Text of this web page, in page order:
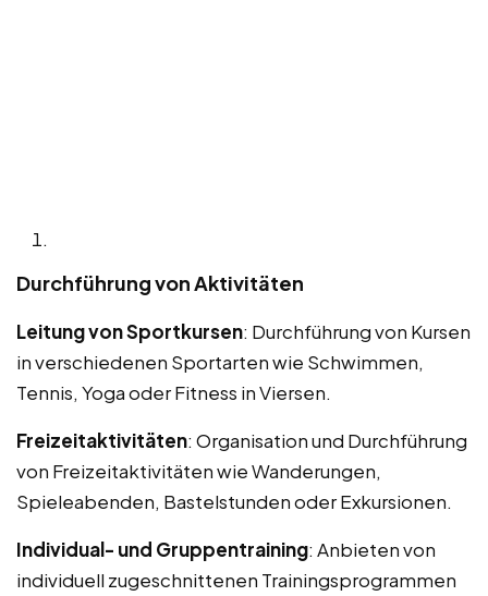
Durchführung von Aktivitäten
Leitung von Sportkursen: Durchführung von Kursen
in verschiedenen Sportarten wie Schwimmen,
Tennis, Yoga oder Fitness in Viersen.
Freizeitaktivitäten: Organisation und Durchführung
von Freizeitaktivitäten wie Wanderungen,
Spieleabenden, Bastelstunden oder Exkursionen.
Individual- und Gruppentraining: Anbieten von
individuell zugeschnittenen Trainingsprogrammen